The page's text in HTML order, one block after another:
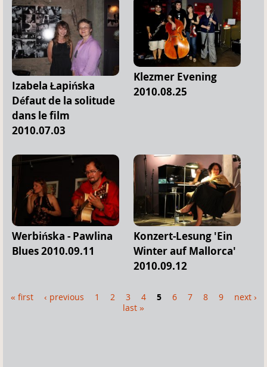
Izabela Łapińska
Défaut de la solitude
dans le film
2010.07.03
Klezmer Evening
2010.08.25
Werbińska - Pawlina
Blues 2010.09.11
Konzert-Lesung 'Ein
Winter auf Mallorca'
2010.09.12
P« first ‹ previous 1 2 3 4 5 6 7 8 9
next ›
last »